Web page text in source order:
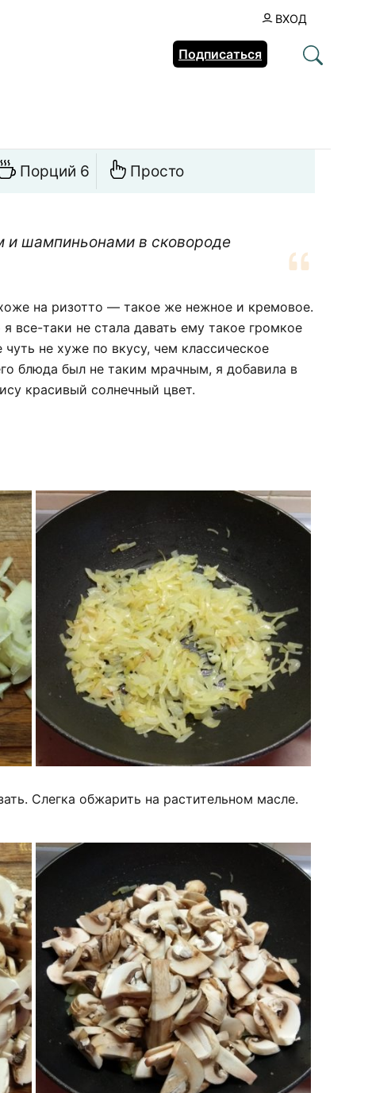
ВХОД
Подписаться
Порций 6 Просто
и шампиньонами в сковороде
на ризотто — такое же нежное и кремовое.
все-таки не стала давать ему такое громкое
не хуже по вкусу, чем классическое
блюда был не таким мрачным, я добавила в
красивый солнечный цвет.
Слегка обжарить на растительном масле.